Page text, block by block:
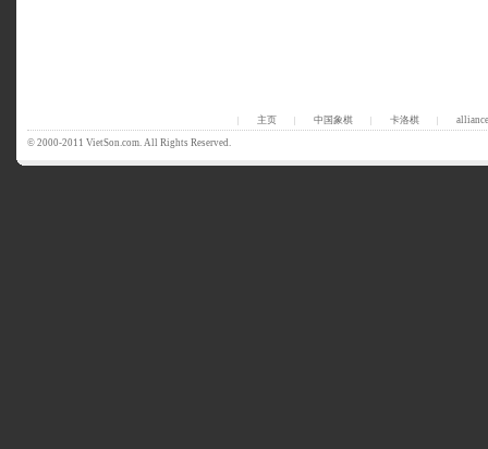
主页 中国象棋 卡洛棋
© 2000-2011 VietSon.com. All Rights Reserved.